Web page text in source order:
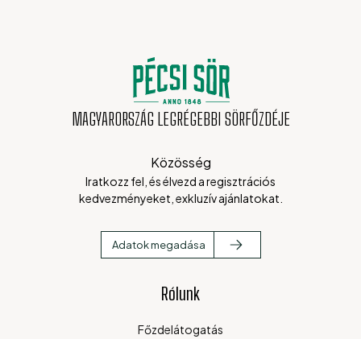
MAGYARORSZÁG LEGRÉGEBBI SÖRFŐZDÉJE
Közösség
Iratkozz fel, és élvezd a regisztrációs
kedvezményeket, exkluzív ajánlatokat.
Adatok megadása
Rólunk
Főzdelátogatás